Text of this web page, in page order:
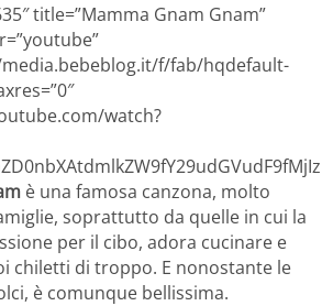
title=”Mamma Gnam Gnam”
f/fab/hqdefault-
watch?
è una famosa canzona, molto
soprattutto da quelle in cui la
per il cibo, adora cucinare e
chiletti di troppo. E nonostante le
è comunque bellissima.